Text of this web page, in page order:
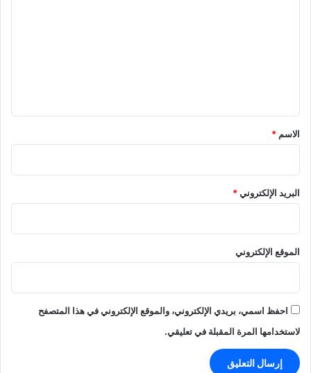
*
الاسم *
البريد الإلكتروني*
الموقع الإلكتروني
احفظ اسمي، بريدي الإلكتروني، والموقع الإلكتروني في هذا المتصفح
لاستخدامها المرة المقبلة في تعليقي.